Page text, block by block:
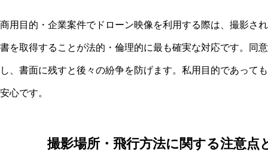
商用目的・企業案件でドローン映像を利用する際は、撮影さ
書を取得することが法的・倫理的に最も確実な対応です。同
し、書面に残すと後々の紛争を防げます。私用目的であって
安心です。
撮影場所・飛行方法に関する注意点